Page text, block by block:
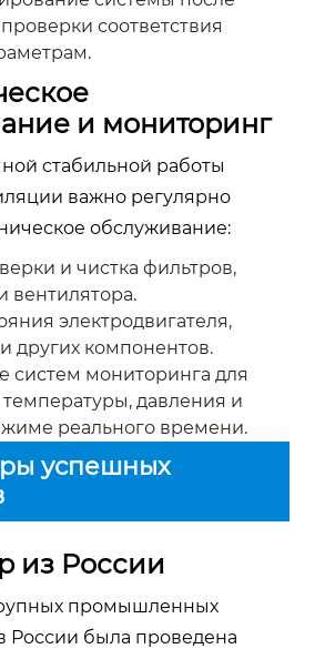
соответствия
и мониторинг
стабильной работы
важно регулярно
обслуживание:
и чистка фильтров,
вентилятора.
электродвигателя,
других компонентов.
систем мониторинга для
давления и
реального времени.
успешных
из России
промышленных
России была проведена